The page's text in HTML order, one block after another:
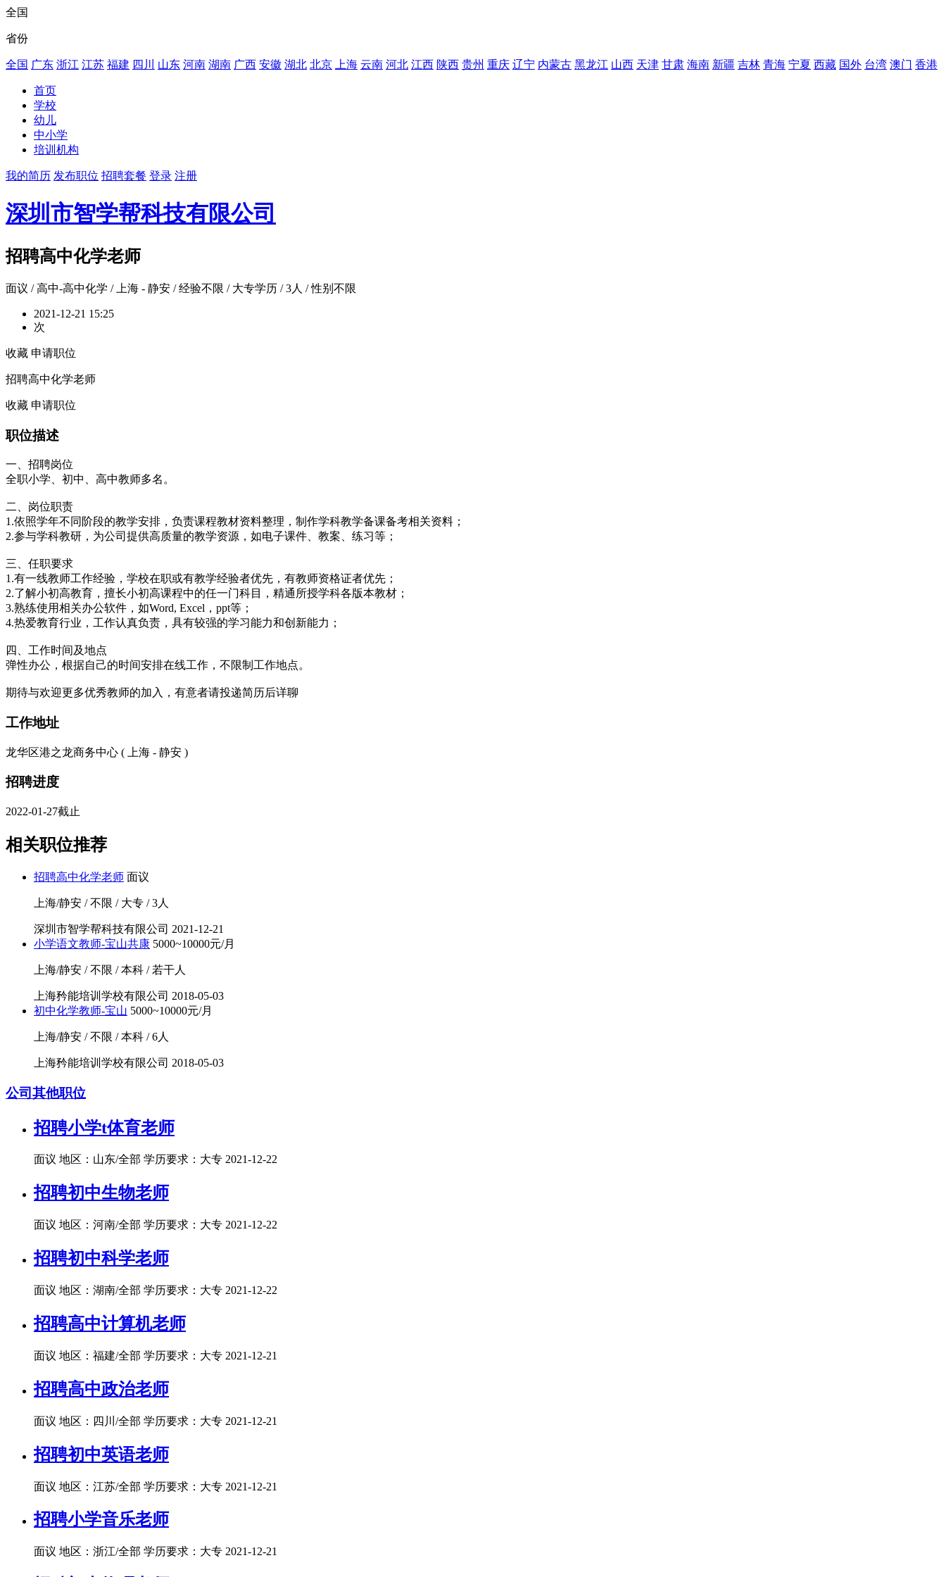
全国
省份
全国 广东 浙江 江苏 福建 四川 山东 河南 湖南 广西 安徽 湖北 北京 上海 云南 河北 江西 陕西 贵州 重庆 辽宁 内蒙古 黑龙江 山西 天津 甘肃 海南 新疆 吉林 青海 宁夏 西藏 国外 台湾 澳门 香港
首页
学校
幼儿
中小学
培训机构
我的简历 发布职位 招聘套餐 登录 注册
深圳市智学帮科技有限公司
招聘高中化学老师
面议 / 高中-高中化学 / 上海 - 静安 / 经验不限 / 大专学历 / 3人 / 性别不限
2021-12-21 15:25
次
收藏 申请职位
招聘高中化学老师
收藏 申请职位
职位描述
一、招聘岗位
全职小学、初中、高中教师多名。
二、岗位职责
1.依照学年不同阶段的教学安排，负责课程教材资料整理，制作学科教学备课备考相关资料；
2.参与学科教研，为公司提供高质量的教学资源，如电子课件、教案、练习等；
三、任职要求
1.有一线教师工作经验，学校在职或有教学经验者优先，有教师资格证者优先；
2.了解小初高教育，擅长小初高课程中的任一门科目，精通所授学科各版本教材；
3.熟练使用相关办公软件，如Word, Excel，ppt等；
4.热爱教育行业，工作认真负责，具有较强的学习能力和创新能力；
四、工作时间及地点
弹性办公，根据自己的时间安排在线工作，不限制工作地点。
期待与欢迎更多优秀教师的加入，有意者请投递简历后详聊
工作地址
龙华区港之龙商务中心 ( 上海 - 静安 )
招聘进度
2022-01-27截止
相关职位推荐
招聘高中化学老师 面议
上海/静安 / 不限 / 大专 / 3人
深圳市智学帮科技有限公司 2021-12-21
小学语文教师-宝山共康 5000~10000元/月
上海/静安 / 不限 / 本科 / 若干人
上海矜能培训学校有限公司 2018-05-03
初中化学教师-宝山 5000~10000元/月
上海/静安 / 不限 / 本科 / 6人
上海矜能培训学校有限公司 2018-05-03
公司其他职位
招聘小学t体育老师
面议 地区：山东/全部 学历要求：大专 2021-12-22
招聘初中生物老师
面议 地区：河南/全部 学历要求：大专 2021-12-22
招聘初中科学老师
面议 地区：湖南/全部 学历要求：大专 2021-12-22
招聘高中计算机老师
面议 地区：福建/全部 学历要求：大专 2021-12-21
招聘高中政治老师
面议 地区：四川/全部 学历要求：大专 2021-12-21
招聘初中英语老师
面议 地区：江苏/全部 学历要求：大专 2021-12-21
招聘小学音乐老师
面议 地区：浙江/全部 学历要求：大专 2021-12-21